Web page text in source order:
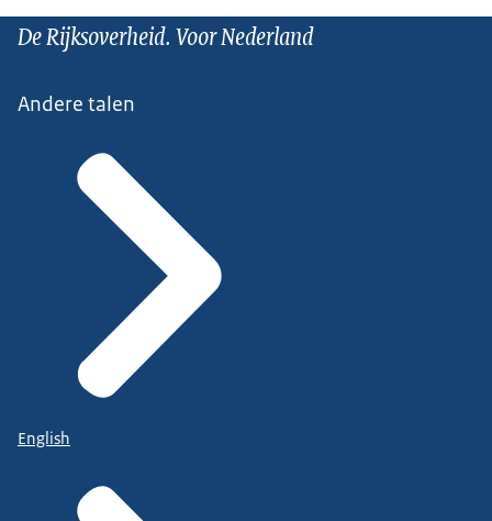
De Rijksoverheid. Voor Nederland
Andere talen
English